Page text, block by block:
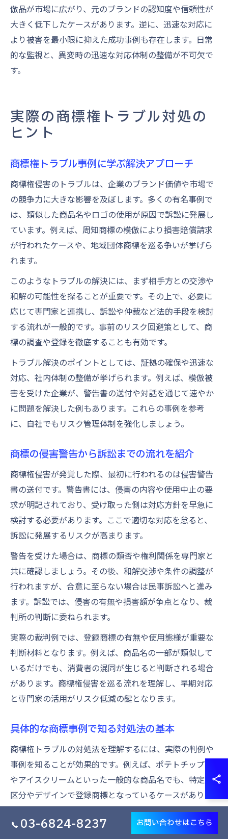
倣品が市場に広がり、元のブランドの認知度や信頼性が
大きく低下したケースがあります。逆に、迅速な対応に
より被害を最小限に抑えた成功事例も存在します。日常
的な監視と、異変時の迅速な対応体制の整備が不可欠で
す。
実際の商標権トラブル対処の
ヒント
商標権トラブル事例に学ぶ解決アプローチ
商標権侵害のトラブルは、企業のブランド価値や市場で
の競争力に大きな影響を及ぼします。多くの有名事例で
は、類似した商品名やロゴの使用が原因で訴訟に発展し
ています。例えば、周知商標の模倣により損害賠償請求
が行われたケースや、地域団体商標を巡る争いが挙げら
れます。
このようなトラブルの解決には、まず相手方との交渉や
和解の可能性を探ることが重要です。その上で、必要に
応じて専門家と連携し、訴訟や仲裁など法的手段を検討
する流れが一般的です。事前のリスク回避策として、商
標の調査や登録を徹底することも有効です。
トラブル解決のポイントとしては、証拠の確保や迅速な
対応、社内体制の整備が挙げられます。例えば、模倣被
害を受けた企業が、警告書の送付や対話を通じて速やか
に問題を解決した例もあります。これらの事例を参考
に、自社でもリスク管理体制を強化しましょう。
商標の侵害警告から訴訟までの流れを紹介
商標権侵害が発覚した際、最初に行われるのは侵害警告
書の送付です。警告書には、侵害の内容や使用中止の要
求が明記されており、受け取った側は対応方針を早急に
検討する必要があります。ここで適切な対応を怠ると、
訴訟に発展するリスクが高まります。
警告を受けた場合は、商標の類否や権利関係を専門家と
共に確認しましょう。その後、和解交渉や条件の調整が
行われますが、合意に至らない場合は民事訴訟へと進み
ます。訴訟では、侵害の有無や損害額が争点となり、裁
判所の判断に委ねられます。
実際の裁判例では、登録商標の有無や使用態様が重要な
判断材料となります。例えば、商品名の一部が類似して
いるだけでも、消費者の混同が生じると判断される場合
があります。商標権侵害を巡る流れを理解し、早期対応
と専門家の活用がリスク低減の鍵となります。
具体的な商標事例で知る対処法の基本
商標権トラブルの対処法を理解するには、実際の判例や
事例を知ることが効果的です。例えば、ポテトチップス
やアイスクリームといった一般的な商品名でも、特定の
区分やデザインで登録商標となっているケースがありま
す。セブンイレブンの色彩商標のように、独自性が認め
られた例もあります。
03-6824-8237 お問い合わせはこちら